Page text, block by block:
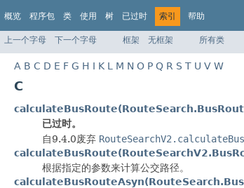
概览 程序包 类 使用 树 已过时 索引 帮助
上一个字母 下一个字母 框架 无框架 所有类
A B C D E F G H I K L M N O P Q R S T U V W
C
已过时。
自9.4.0废弃
根据指定的参数来计算公交路径。